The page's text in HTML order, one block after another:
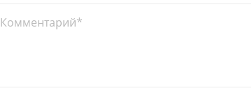
Комментарий*